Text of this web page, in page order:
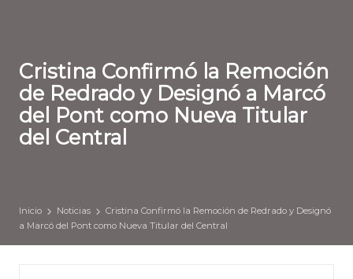
Cristina Confirmó la Remoción
de Redrado y Designó a Marcó
del Pont como Nueva Titular
del Central
Inicio Noticias
Cristina Confirmó la Remoción de Redrado y Designó
a Marcó del Pont como Nueva Titular del Central